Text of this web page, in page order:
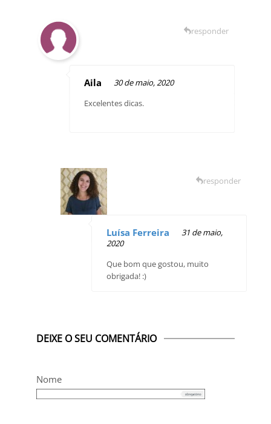
Aila
30 de maio, 2020
Excelentes dicas.
responder
Luísa Ferreira
31 de maio,
2020
Que bom que gostou, muito
obrigada! :)
responder
DEIXE O SEU COMENTÁRIO
Nome